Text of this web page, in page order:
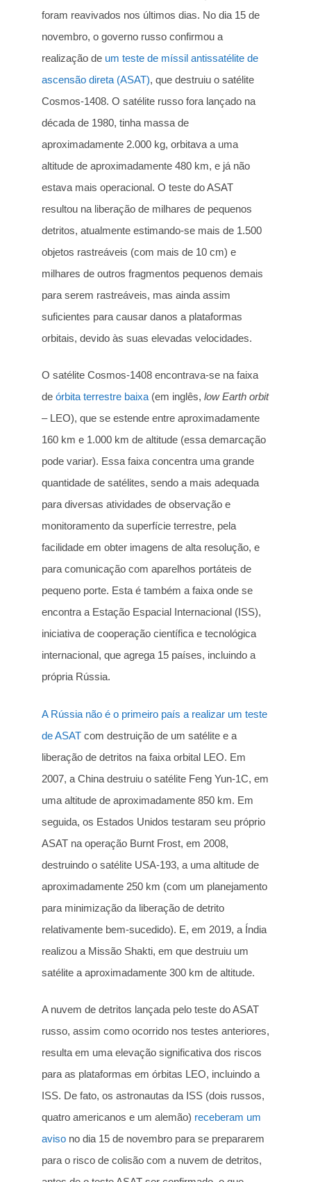
foram reavivados nos últimos dias. No dia 15 de
novembro, o governo russo confirmou a
realização de um teste de míssil antissatélite de
ascensão direta (ASAT), que destruiu o satélite
Cosmos-1408. O satélite russo fora lançado na
década de 1980, tinha massa de
aproximadamente 2.000 kg, orbitava a uma
altitude de aproximadamente 480 km, e já não
estava mais operacional. O teste do ASAT
resultou na liberação de milhares de pequenos
detritos, atualmente estimando-se mais de 1.500
objetos rastreáveis (com mais de 10 cm) e
milhares de outros fragmentos pequenos demais
para serem rastreáveis, mas ainda assim
suficientes para causar danos a plataformas
orbitais, devido às suas elevadas velocidades.
O satélite Cosmos-1408 encontrava-se na faixa
de órbita terrestre baixa (em inglês, low Earth orbit
– LEO), que se estende entre aproximadamente
160 km e 1.000 km de altitude (essa demarcação
pode variar). Essa faixa concentra uma grande
quantidade de satélites, sendo a mais adequada
para diversas atividades de observação e
monitoramento da superfície terrestre, pela
facilidade em obter imagens de alta resolução, e
para comunicação com aparelhos portáteis de
pequeno porte. Esta é também a faixa onde se
encontra a Estação Espacial Internacional (ISS),
iniciativa de cooperação científica e tecnológica
internacional, que agrega 15 países, incluindo a
própria Rússia.
A Rússia não é o primeiro país a realizar um teste
de ASAT com destruição de um satélite e a
liberação de detritos na faixa orbital LEO. Em
2007, a China destruiu o satélite Feng Yun-1C, em
uma altitude de aproximadamente 850 km. Em
seguida, os Estados Unidos testaram seu próprio
ASAT na operação Burnt Frost, em 2008,
destruindo o satélite USA-193, a uma altitude de
aproximadamente 250 km (com um planejamento
para minimização da liberação de detrito
relativamente bem-sucedido). E, em 2019, a Índia
realizou a Missão Shakti, em que destruiu um
satélite a aproximadamente 300 km de altitude.
A nuvem de detritos lançada pelo teste do ASAT
russo, assim como ocorrido nos testes anteriores,
resulta em uma elevação significativa dos riscos
para as plataformas em órbitas LEO, incluindo a
ISS. De fato, os astronautas da ISS (dois russos,
quatro americanos e um alemão) receberam um
aviso no dia 15 de novembro para se prepararem
para o risco de colisão com a nuvem de detritos,